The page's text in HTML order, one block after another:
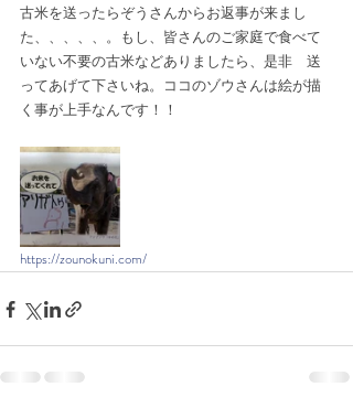
古米を送ったらぞうさんからお返事が来まし
た、、、、、。もし、皆さんのご家庭で食べて
いない不要の古米などありましたら、是非　送
ってあげて下さいね。ココのゾウさんは絵が描
く事が上手なんです！！
https://zounokuni.com/